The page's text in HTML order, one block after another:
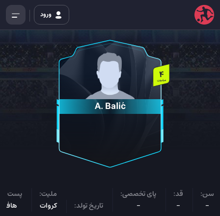
ورود
A. Balić
4
میلیون
سن:
-
قد:
-
پای تخصصی:
-
تاریخ تولد:
ملیت:
کروات
پست